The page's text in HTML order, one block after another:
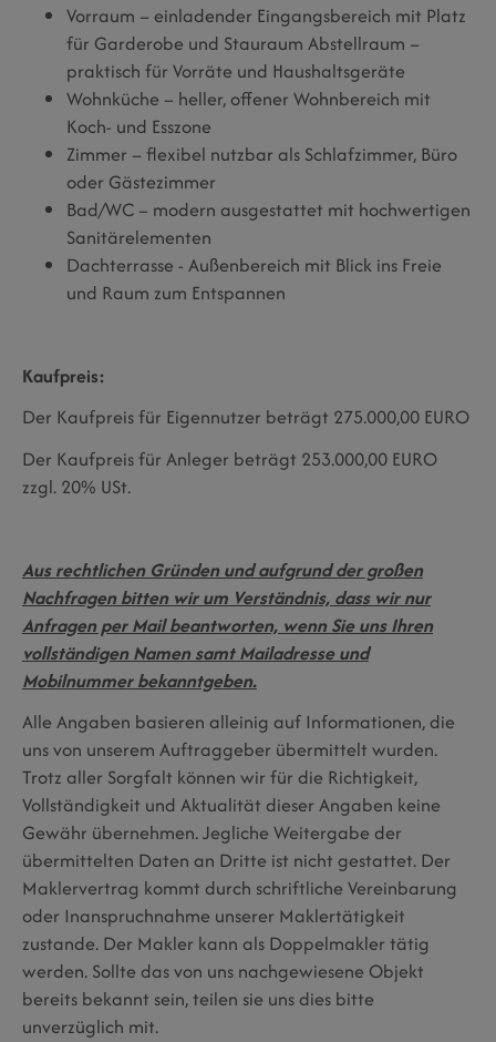
Vorraum – einladender Eingangsbereich mit Platz
für Garderobe und Stauraum Abstellraum –
praktisch für Vorräte und Haushaltsgeräte
Wohnküche – heller, offener Wohnbereich mit
Koch- und Esszone
Zimmer – flexibel nutzbar als Schlafzimmer, Büro
oder Gästezimmer
Bad/WC – modern ausgestattet mit hochwertigen
Sanitärelementen
Dachterrasse - Außenbereich mit Blick ins Freie
und Raum zum Entspannen
Kaufpreis:
Der Kaufpreis für Eigennutzer beträgt 275.000,00 EURO
Der Kaufpreis für Anleger beträgt 253.000,00 EURO
zzgl. 20% USt.
Aus rechtlichen Gründen und aufgrund der großen
Nachfragen bitten wir um Verständnis, dass wir nur
Anfragen per Mail beantworten, wenn Sie uns Ihren
vollständigen Namen samt Mailadresse und
Mobilnummer bekanntgeben.
Alle Angaben basieren alleinig auf Informationen, die
uns von unserem Auftraggeber übermittelt wurden.
Trotz aller Sorgfalt können wir für die Richtigkeit,
Vollständigkeit und Aktualität dieser Angaben keine
Gewähr übernehmen. Jegliche Weitergabe der
übermittelten Daten an Dritte ist nicht gestattet. Der
Maklervertrag kommt durch schriftliche Vereinbarung
oder Inanspruchnahme unserer Maklertätigkeit
zustande. Der Makler kann als Doppelmakler tätig
werden. Sollte das von uns nachgewiesene Objekt
bereits bekannt sein, teilen sie uns dies bitte
unverzüglich mit.